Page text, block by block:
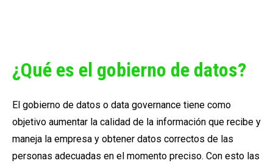
¿Qué es el gobierno de datos?
El gobierno de datos o data governance tiene como
objetivo aumentar la calidad de la información que recibe y
maneja la empresa y obtener datos correctos de las
personas adecuadas en el momento preciso. Con esto las